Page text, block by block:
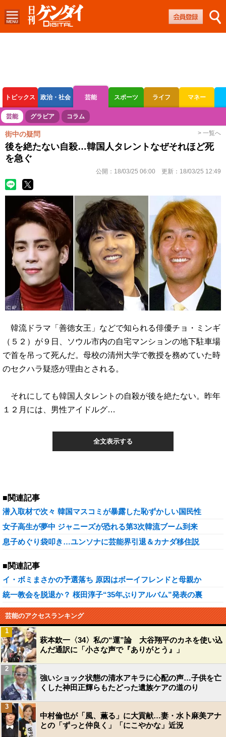
トピックス 政治・社会 芸能 スポーツ ライフ マネー
ボートレース 競輪 オートレース
芸能 グラビア コラム
街中の疑問 > 一覧へ
後を絶たない自殺…韓国人タレントなぜそれほど死
を急ぐ
公開： 18/03/25 06:00 更新： 18/03/25 12:49
韓流ドラマ「善徳女王」などで知られる俳優チョ・ミンギ
（５２）が９日、ソウル市内の自宅マンションの地下駐車場
で首を吊って死んだ。母校の清州大学で教授を務めていた時
のセクハラ疑惑が理由とされる。
それにしても韓国人タレントの自殺が後を絶たない。昨年
１２月には、男性アイドルグ…
全文表示する
■関連記事
潜入取材で次々 韓国マスコミが暴露した恥ずかしい国民性
女子高生が夢中 ジャニーズが恐れる第3次韓流ブーム到来
息子めぐり袋叩き…ユンソナに芸能界引退＆カナダ移住説
■関連記事
イ・ボミまさかの予選落ち 原因はボーイフレンドと母親か
統一教会を脱退か？ 桜田淳子“35年ぶりアルバム”発表の裏
芸能のアクセスランキング
萩本欽一〈34〉私の“運”論 大谷翔平のカネを使い込
んだ通訳に「小さな声で『ありがとう』」
1
強いショック状態の清水アキラに心配の声…子供を亡
くした神田正輝らもたどった遺族ケアの道のり
2
中村倫也が「風、薫る」に大貢献…妻・水卜麻美アナ
との「ずっと仲良く」「にこやかな」近況
3